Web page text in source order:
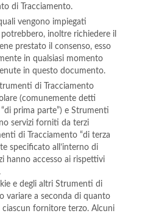
di Tracciamento.
vengono impiegati
inoltre richiedere il
prestato il consenso, esso
in qualsiasi momento
in questo documento.
di Tracciamento
(comunemente detti
prima parte”) e Strumenti
servizi forniti da terzi
di Tracciamento “di terza
specificato all’interno di
hanno accesso ai rispettivi
e degli altri Strumenti di
variare a seconda di quanto
fornitore terzo. Alcuni